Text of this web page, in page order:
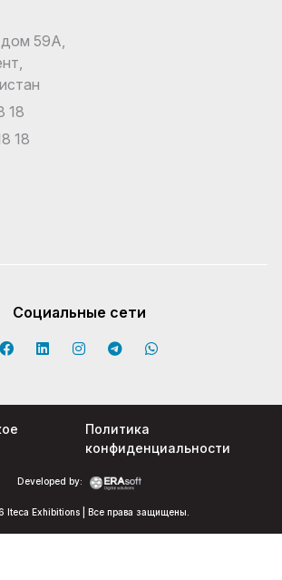
59А,
18
18
Социальные сети
Iteca Exhibitions | Все права защищены.
Developed by:
Политика
конфиденциальности